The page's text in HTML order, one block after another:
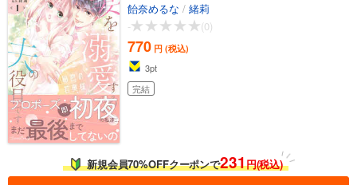
飴奈めるな / 緒莉
-
(0)
770 円 (税込)
3pt
完結
新規会員70%OFFクーポンで231円(税込)